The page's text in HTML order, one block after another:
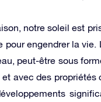
notre soleil est
pour engendrer la
peut-être sous
avec des propriétés